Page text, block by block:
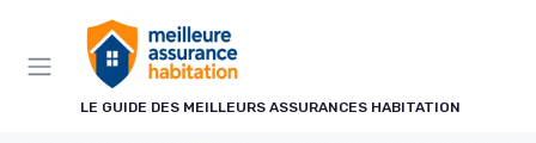
LE GUIDE DES MEILLEURS ASSURANCES HABITATION
Panneau de gestion des cookies